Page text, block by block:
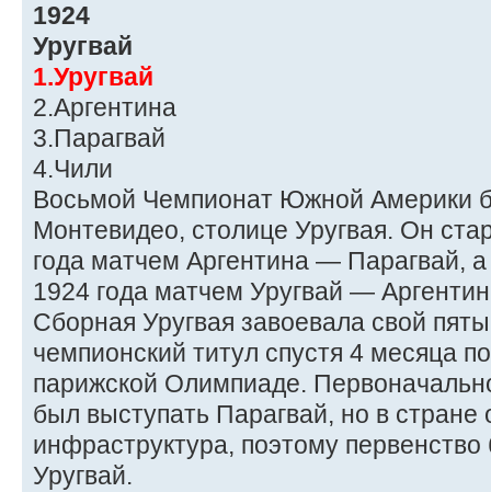
1924
Уругвай
1.Уругвай
2.Аргентина
3.Парагвай
4.Чили
Восьмой Чемпионат Южной Америки
Монтевидео, столице Уругвая. Он
года матчем Аргентина — Парагвай,
1924 года матчем Уругвай —
Сборная Уругвая завоевала свой
чемпионский титул спустя 4 месяца
парижской Олимпиаде.
был выступать Парагвай, но в стране
инфраструктура, поэтому
Уругвай.